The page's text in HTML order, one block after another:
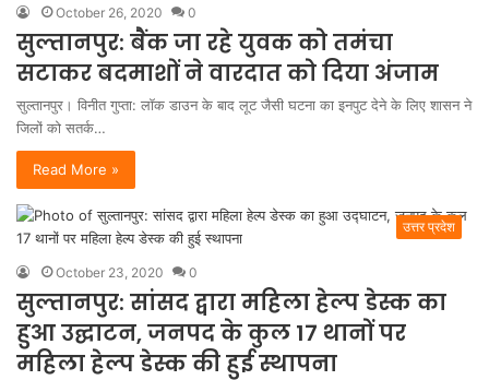
October 26, 2020 0
सुल्तानपुर: बैंक जा रहे युवक को तमंचा
सटाकर बदमाशों ने वारदात को दिया अंजाम
सुल्तानपुर। विनीत गुप्ता: लॉक डाउन के बाद लूट जैसी घटना का इनपुट देने के लिए शासन ने
जिलों को सतर्क…
Read More »
उत्तर प्रदेश
October 23, 2020 0
सुल्तानपुर: सांसद द्वारा महिला हेल्प डेस्क का
हुआ उद्घाटन, जनपद के कुल 17 थानों पर
महिला हेल्प डेस्क की हुई स्थापना